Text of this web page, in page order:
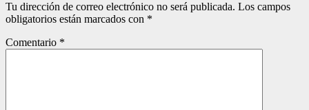
Tu dirección de correo electrónico no será publicada. Los campos
obligatorios están marcados con *
Comentario *